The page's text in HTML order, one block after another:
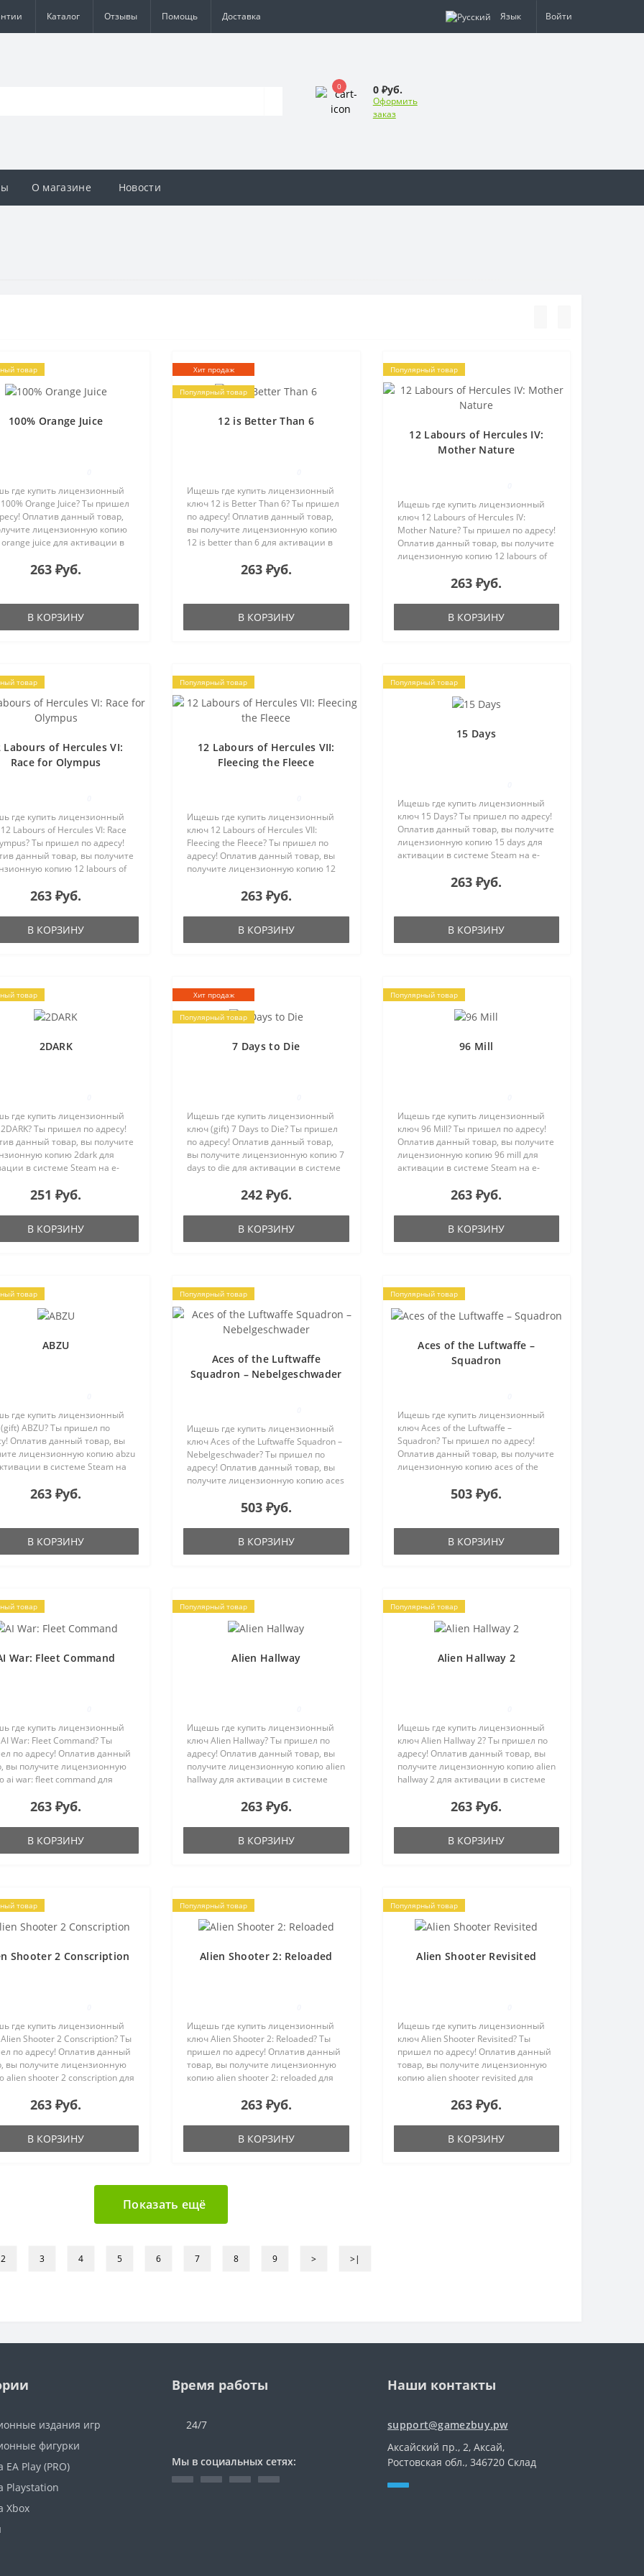
Каталог Отзывы Помощь Доставка Язык Войти
0 0 ₽уб.
Оформить
заказ
О магазине Новости
товар
100% Orange Juice
где купить лицензионный
Orange Juice? Ты пришел
Оплатив данный товар,
лицензионную копию
orange juice для активации в
покупки. Проверьте себя
263 ₽уб.
В КОРЗИНУ
Хит продаж
Популярный товар
12 is Better Than 6
Ищешь где купить лицензионный
ключ 12 is Better Than 6? Ты пришел
по адресу! Оплатив данный товар,
вы получите лицензионную копию
12 is better than 6 для активации в
в процессе покупки. Станьте
лучшим стрелком! 12 ..
263 ₽уб.
В КОРЗИНУ
Популярный товар
12 Labours of Hercules IV:
Mother Nature
Ищешь где купить лицензионный
ключ 12 Labours of Hercules IV:
Mother Nature? Ты пришел по адресу!
Оплатив данный товар, вы получите
лицензионную копию 12 labours of
активации в системе Steam на e-
mail, указанный в проце..
263 ₽уб.
В КОРЗИНУ
товар
Labours of Hercules VI:
Race for Olympus
где купить лицензионный
Labours of Hercules VI: Race
Ты пришел по адресу!
данный товар, вы получите
копию 12 labours of
в системе Steam на e-
263 ₽уб.
В КОРЗИНУ
Популярный товар
12 Labours of Hercules VII:
Fleecing the Fleece
Ищешь где купить лицензионный
ключ 12 Labours of Hercules VII:
Fleecing the Fleece? Ты пришел по
адресу! Оплатив данный товар, вы
получите лицензионную копию 12
fleece для активации в системе
Steam на e-mail, ука..
263 ₽уб.
В КОРЗИНУ
Популярный товар
15 Days
Ищешь где купить лицензионный
ключ 15 Days? Ты пришел по адресу!
Оплатив данный товар, вы получите
лицензионную копию 15 days для
активации в системе Steam на e-
15 Days - это игра о трёх парнях
решивших сделать ми..
263 ₽уб.
В КОРЗИНУ
товар
2DARK
где купить лицензионный
Ты пришел по адресу!
данный товар, вы получите
копию 2dark для
в системе Steam на e-
прекрасный город стал
злого умысла. Е..
251 ₽уб.
В КОРЗИНУ
Хит продаж
Популярный товар
7 Days to Die
Ищешь где купить лицензионный
ключ (gift) 7 Days to Die? Ты пришел
по адресу! Оплатив данный товар,
вы получите лицензионную копию 7
days to die для активации в системе
процессе покупки. 2034-ый год
приветствует вас гнию..
242 ₽уб.
В КОРЗИНУ
Популярный товар
96 Mill
Ищешь где купить лицензионный
ключ 96 Mill? Ты пришел по адресу!
Оплатив данный товар, вы получите
лицензионную копию 96 mill для
активации в системе Steam на e-
96 Mill – это игра жанра «point and
263 ₽уб.
В КОРЗИНУ
товар
ABZU
где купить лицензионный
ABZU? Ты пришел по
Оплатив данный товар, вы
лицензионную копию abzu
в системе Steam на
Изучите темные пучины
много веков пугающие ..
263 ₽уб.
В КОРЗИНУ
Популярный товар
Aces of the Luftwaffe
Squadron – Nebelgeschwader
Ищешь где купить лицензионный
ключ Aces of the Luftwaffe Squadron –
Nebelgeschwader? Ты пришел по
адресу! Оплатив данный товар, вы
получите лицензионную копию aces
nebelgeschwader для активации в
503 ₽уб.
В КОРЗИНУ
Популярный товар
Aces of the Luftwaffe –
Squadron
Ищешь где купить лицензионный
ключ Aces of the Luftwaffe –
Squadron? Ты пришел по адресу!
Оплатив данный товар, вы получите
лицензионную копию aces of the
системе Steam на e-mail, указанный
503 ₽уб.
В КОРЗИНУ
товар
War: Fleet Command
где купить лицензионный
War: Fleet Command? Ты
по адресу! Оплатив данный
вы получите лицензионную
ai war: fleet command для
указанный в процессе покупки.
на грани вы..
263 ₽уб.
В КОРЗИНУ
Популярный товар
Alien Hallway
Ищешь где купить лицензионный
ключ Alien Hallway? Ты пришел по
адресу! Оплатив данный товар, вы
получите лицензионную копию alien
hallway для активации в системе
процессе покупки. Alien Hallway – это
263 ₽уб.
В КОРЗИНУ
Популярный товар
Alien Hallway 2
Ищешь где купить лицензионный
ключ Alien Hallway 2? Ты пришел по
адресу! Оплатив данный товар, вы
получите лицензионную копию alien
hallway 2 для активации в системе
процессе покупки. Alien Hallway - это
оригинальная экшн..
263 ₽уб.
В КОРЗИНУ
товар
Shooter 2 Conscription
где купить лицензионный
Shooter 2 Conscription? Ты
по адресу! Оплатив данный
вы получите лицензионную
alien shooter 2 conscription для
указанный в процессе покупки.
263 ₽уб.
В КОРЗИНУ
Популярный товар
Alien Shooter 2: Reloaded
Ищешь где купить лицензионный
ключ Alien Shooter 2: Reloaded? Ты
пришел по адресу! Оплатив данный
товар, вы получите лицензионную
копию alien shooter 2: reloaded для
mail, указанный в процессе покупки.
263 ₽уб.
В КОРЗИНУ
Популярный товар
Alien Shooter Revisited
Ищешь где купить лицензионный
ключ Alien Shooter Revisited? Ты
пришел по адресу! Оплатив данный
товар, вы получите лицензионную
копию alien shooter revisited для
mail, указанный в процессе покупки.
263 ₽уб.
В КОРЗИНУ
Показать ещё
2 3 4 5 6 7 8 9 > >|
издания игр
фигурки
EA Play (PRO)
Playstation
Xbox
Время работы
24/7
Мы в социальных сетях:
Наши контакты
support@gamezbuy.pw
Аксайский пр., 2, Аксай,
Ростовская обл., 346720 Склад